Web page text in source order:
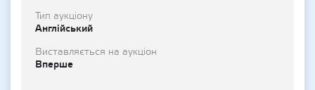
Тип аукціону
Англійський
Виставляється на аукціон
Вперше